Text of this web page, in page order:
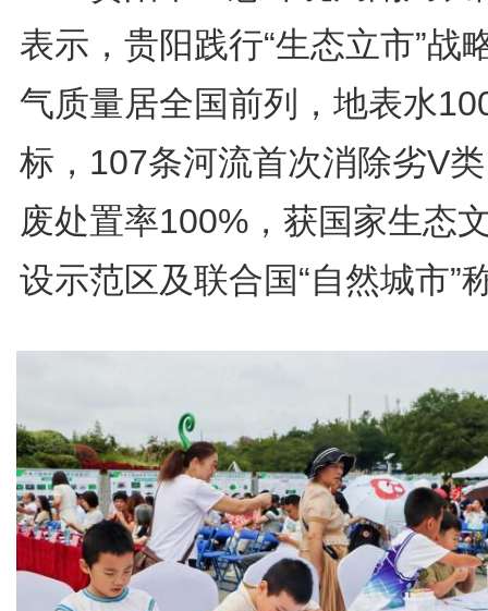
表示，贵阳践行“生态立市”战
气质量居全国前列，地表水
标，107条河流首次消除劣V
废处置率100%，获国家生态
设示范区及联合国“自然城市”